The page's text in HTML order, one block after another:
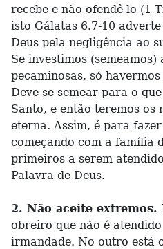
recebe e não ofendê-lo (1
isto Gálatas 6.7-10
Deus pela negligência ao
Se investimos (semeamos)
pecaminosas, só
Deve-se semear para o
Santo, e então teremos os
eterna. Assim, é para
começando com a família
primeiros a serem
Palavra de Deus.
2. Não aceite extremos.
obreiro que não é
irmandade. No outro está